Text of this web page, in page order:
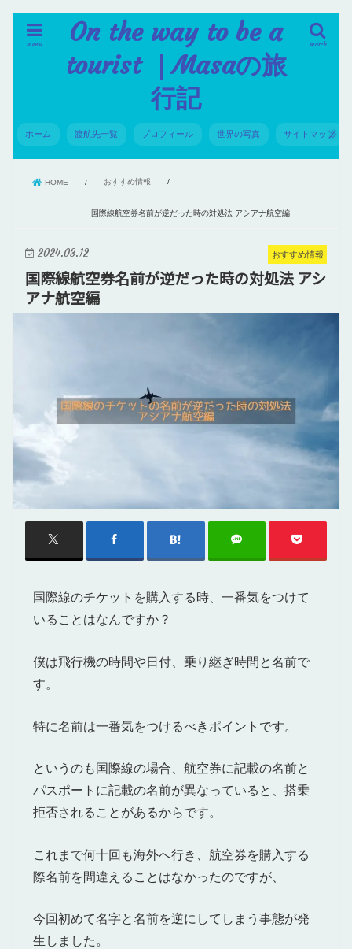
On the way to be a
tourist ｜Masaの旅
行記
search
menu
ホーム 渡航先一覧 プロフィール 世界の写真 サイトマップ
HOME おすすめ情報
国際線航空券名前が逆だった時の対処法 アシアナ航空編
おすすめ情報
2024.03.12
国際線航空券名前が逆だった時の対処法 アシ
アナ航空編
国際線のチケットを購入する時、一番気をつけて
いることはなんですか？
僕は飛行機の時間や日付、乗り継ぎ時間と名前で
す。
特に名前は一番気をつけるべきポイントです。
というのも国際線の場合、航空券に記載の名前と
パスポートに記載の名前が異なっていると、搭乗
拒否されることがあるからです。
これまで何十回も海外へ行き、航空券を購入する
際名前を間違えることはなかったのですが、
今回初めて名字と名前を逆にしてしまう事態が発
生しました。